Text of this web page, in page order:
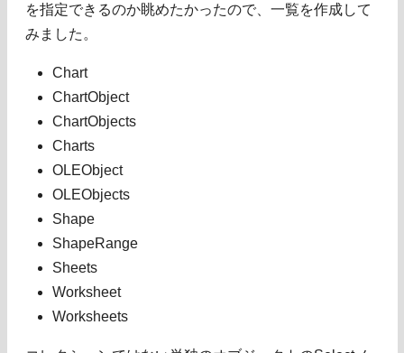
を指定できるのか眺めたかったので、一覧を作成して
みました。
Chart
ChartObject
ChartObjects
Charts
OLEObject
OLEObjects
Shape
ShapeRange
Sheets
Worksheet
Worksheets